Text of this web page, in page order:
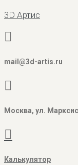
3D Артис
mail@3d-artis.ru
Москва, ул.
Калькулятор